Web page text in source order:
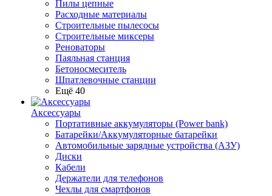
Пилы цепные
Расходные материалы
Строительные пылесосы
Строительные миксеры
Реноваторы
Паяльная станция
Бетоносмеситель
Шпатлевочные станции
Ещё 40
Аксессуары
Портативные аккумуляторы (Power bank)
Батарейки/Аккумуляторные батарейки
Автомобильные зарядные устройства (АЗУ)
Диски
Кабели
Держатели для телефонов
Чехлы для смартфонов